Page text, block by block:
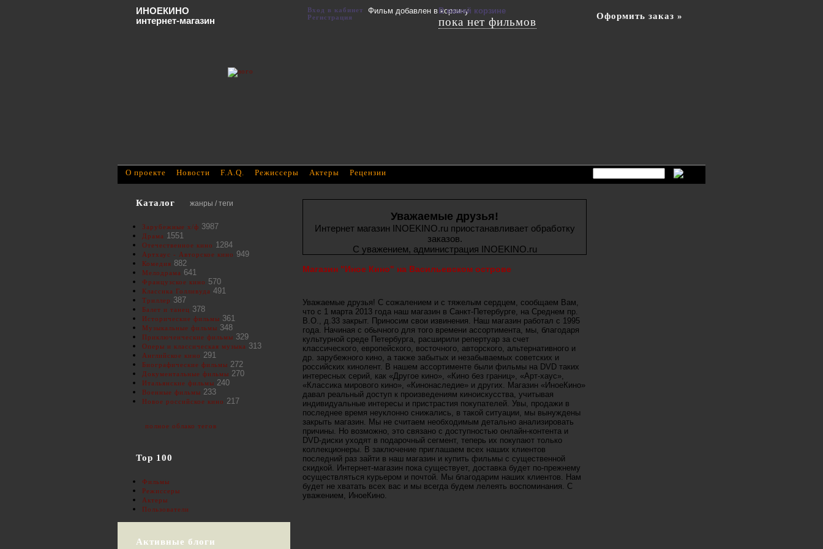
Уважаемые друзья!
Интернет магазин INOEKINO.ru приостанавливает обработку
заказов.
С уважением, администрация INOEKINO.ru
Магазин "Иное Кино" на Васильевском острове
Уважаемые друзья! С сожалением и с тяжелым сердцем, сообщаем Вам,
что с 1 марта 2013 года наш магазин в Санкт-Петербурге, на Среднем пр.
В.О., д.33 закрыт. Приносим свои извинения. Наш магазин работал с 1995
года. Начиная с обычного для того времени ассортимента, мы, благодаря
культурной среде Петербурга, расширили репертуар за счет
классического, европейского, восточного, авторского, альтернативного и
др. зарубежного кино, а также забытых и незабываемых советских и
российских кинолент. В нашем ассортименте были фильмы на DVD таких
интересных серий, как «Другое кино», «Кино без границ», «Арт-хаус»,
«Классика мирового кино», «Кинонаследие» и других. Магазин «ИноеКино»
давал реальный доступ к произведениям киноискусства, учитывая
индивидуальные интересы и пристрастия покупателей. Увы, продажи в
последнее время неуклонно снижались, в такой ситуации, мы вынуждены
закрыть магазин. Мы не считаем необходимым детально анализировать
причины. Но возможно, это связано с доступностью онлайн-контента и
DVD-диски уходят в подарочный сегмент, теперь их покупают только
коллекционеры. В заключение приглашаем всех наших клиентов
последний раз зайти в наш магазин и купить фильмы с существенной
скидкой. Интернет-магазин пока существует, доставка будет по-прежнему
осуществляться курьером и почтой. Мы благодарим наших клиентов. Нам
будет не хватать всех вас и мы всегда будем лелеять воспоминания. С
уважением, ИноеКино.
Каталог жанры / теги
Зарубежные х/ф 3987
Драма 1551
Отечественное кино 1284
Артхаус - Авторское кино 949
Комедия 882
Мелодрама 641
Французское кино 570
Классика Голливуда 491
Триллер 387
Балет и танец 378
Исторические фильмы 361
Музыкальные фильмы 348
Приключенческие фильмы 329
Оперы и классическая музыка 313
Английское кино 291
Биографические фильмы 272
Документальные фильмы 270
Итальянские фильмы 240
Военные фильмы 233
Новое российское кино 217
полное облако тегов
Top 100
Фильмы
Режиссеры
Актеры
Пользователи
Активные блоги
О проекте Новости F.A.Q. Режиссеры Актеры Рецензии
Фильм добавлен в корзину
ИНОЕКИНО
интернет-магазин
Вход в кабинет
Регистрация
В вашей корзине
пока нет фильмов Оформить заказ »